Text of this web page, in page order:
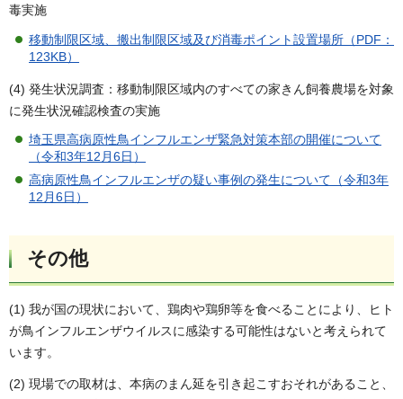
毒実施
移動制限区域、搬出制限区域及び消毒ポイント設置場所（PDF：
123KB）
(4) 発生状況調査：移動制限区域内のすべての家きん飼養農場を対象
に発生状況確認検査の実施
埼玉県高病原性鳥インフルエンザ緊急対策本部の開催について
（令和3年12月6日）
高病原性鳥インフルエンザの疑い事例の発生について（令和3年
12月6日）
その他
(1) 我が国の現状において、鶏肉や鶏卵等を食べることにより、ヒト
が鳥インフルエンザウイルスに感染する可能性はないと考えられて
います。
(2) 現場での取材は、本病のまん延を引き起こすおそれがあること、